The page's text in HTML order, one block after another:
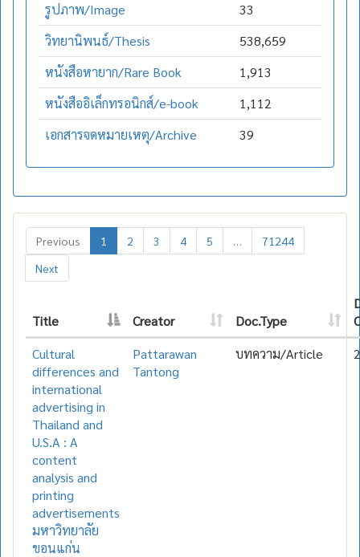
รูปภาพ/Image
33
วิทยานิพนธ์/Thesis
538,659
หนังสือหายาก/Rare Book
1,913
หนังสืออิเล็กทรอนิกส์/e-book
1,112
เอกสารจดหมายเหตุ/Archive
39
Previous 1 2 3 4 5 …
71244
Next
Title Creator Doc.Type
Cultural
differences and
international
advertising in
Thailand and
U.S.A : A
content
analysis and
printing
advertisements
มหาวิทยาลัย
ขอนแก่น
Pattarawan
Tantong
บทความ/Article